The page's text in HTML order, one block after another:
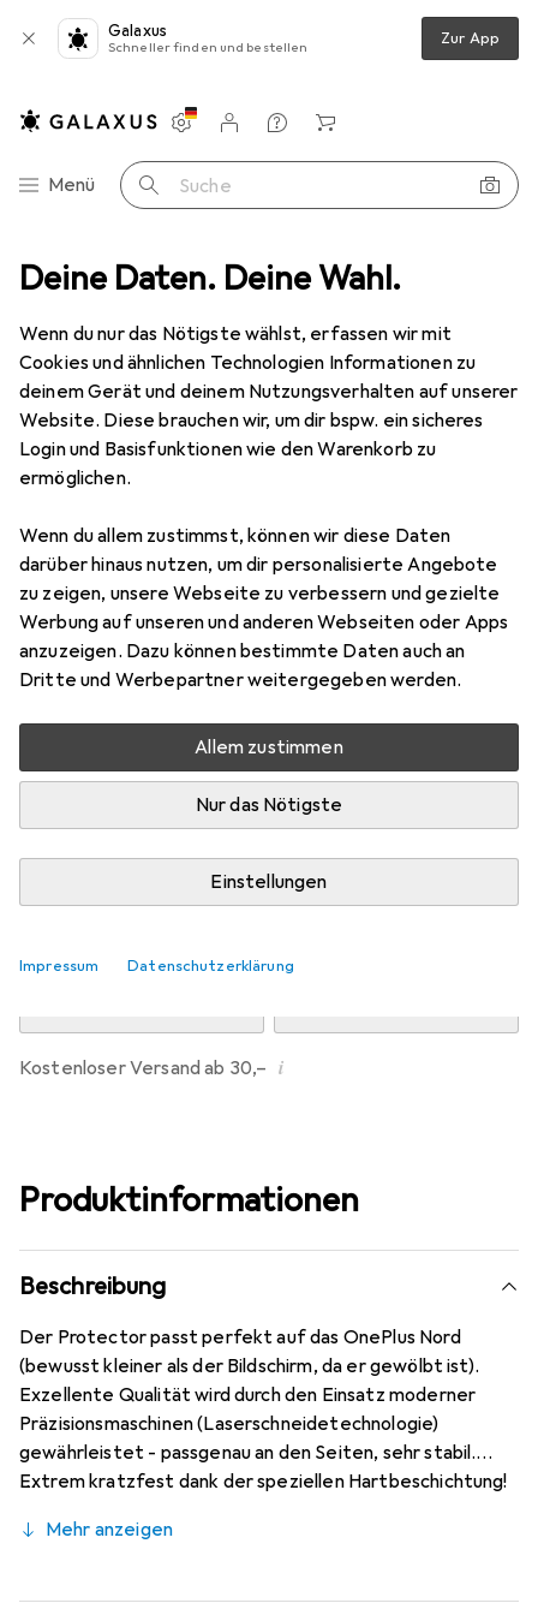
Deine Daten. Deine Wahl.
Wenn du nur das Nötigste wählst, erfassen wir mit
Cookies und ähnlichen Technologien Informationen zu
deinem Gerät und deinem Nutzungsverhalten auf unserer
Website. Diese brauchen wir, um dir bspw. ein sicheres
Login und Basisfunktionen wie den Warenkorb zu
ermöglichen.
Wenn du allem zustimmst, können wir diese Daten
darüber hinaus nutzen, um dir personalisierte Angebote
zu zeigen, unsere Webseite zu verbessern und gezielte
Werbung auf unseren und anderen Webseiten oder Apps
anzuzeigen. Dazu können bestimmte Daten auch an
Dritte und Werbepartner weitergegeben werden.
Allem zustimmen
Nur das Nötigste
Einstellungen
Impressum Datenschutzerklärung
Galaxus
Schneller finden und bestellen Zur App
Navigation nach Kategorien
Menü Suche
Einstellungen
Kundenkonto
Vergleichslisten
Merklisten
Warenkorb
Smartphone Schutzfolie Dipos Blickschutzfolie 4-Way Privacy
5 Bilder
DiposBlickschutzfolie 4-Way Privacy
Preis in EUR inkl. MwSt.
EUR
13,95
3
Bewertungen Marke
Mehr von Dipos
Mi, 12.8. geliefert
Mehr als 10 Stück an Lager beim Drittanbieter
Lieferort angeben für genaue Lieferzeit
Kostenloser Versand ab 30,– i
Produktinformationen
Beschreibung
Der Protector passt perfekt auf das OnePlus Nord
(bewusst kleiner als der Bildschirm, da er gewölbt ist).
Exzellente Qualität wird durch den Einsatz moderner
Präzisionsmaschinen (Laserschneidetechnologie)
gewährleistet - passgenau an den Seiten, sehr stabil.
Extrem kratzfest dank der speziellen Hartbeschichtung!
kratz- und abriebfest. Extrem einfache Montage: Blasen
ist! Beim Anbringen der Folie auf dem OnePlus Nord wird
Mehr anzeigen